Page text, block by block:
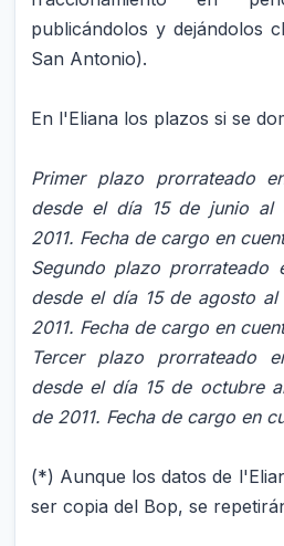
publicándolos y dejándolos
San Antonio).
En l'Eliana los plazos si se
Primer plazo prorrateado
desde el día 15 de junio al
2011. Fecha de cargo en
Segundo plazo prorrateado
desde el día 15 de agosto
2011. Fecha de cargo en
Tercer plazo prorrateado
desde el día 15 de octubre
de 2011. Fecha de cargo en
(*) Aunque los datos de
ser copia del Bop, se